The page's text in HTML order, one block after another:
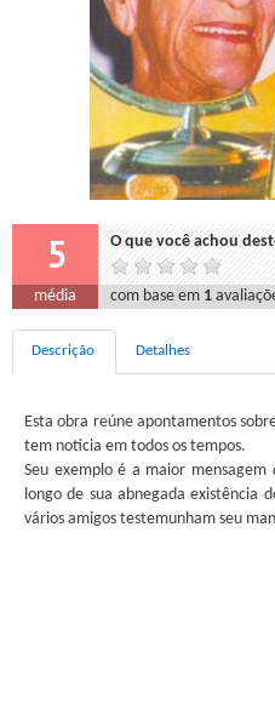
5 O que você achou
média com base em 1
Descrição Detalhes
Esta obra reúne apontamentos
tem notícia em todos os tempos.
Seu exemplo é a maior
longo de sua abnegada existência
vários amigos testemunham seu